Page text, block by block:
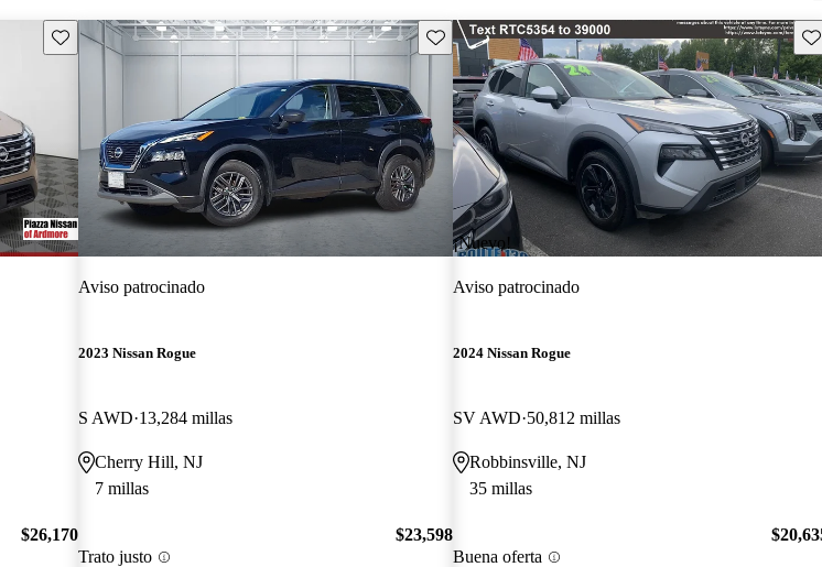
Guarda este Aviso
$26,170
Guarda este Aviso
Aviso patrocinado
2023 Nissan Rogue
S AWD 13,284 millas
Cherry Hill, NJ
7 millas
Trato justo
$23,598
¡Nuevo!
Aviso patrocinado
2024 Nissan Rogue
SV AWD 50,812 millas
Robbinsville, NJ
35 millas
Buena oferta